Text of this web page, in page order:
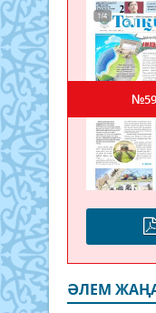
№59
ӘЛЕМ